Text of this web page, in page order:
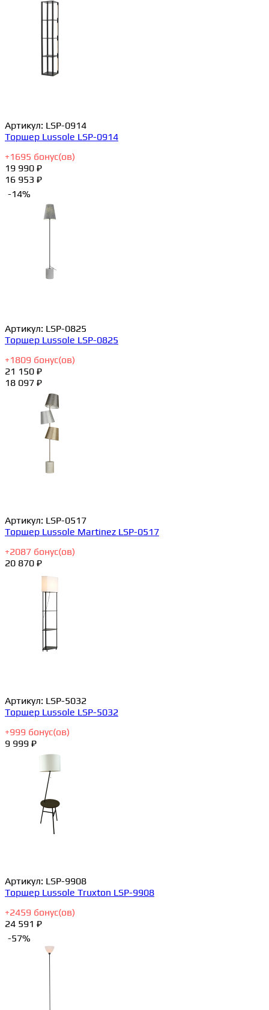
Артикул: LSP-0914
Торшер Lussole LSP-0914
+1695 бонус(ов)
19 990 ₽
16 953 ₽
-14%
Артикул: LSP-0825
Торшер Lussole LSP-0825
+1809 бонус(ов)
21 150 ₽
18 097 ₽
Артикул: LSP-0517
Торшер Lussole Martinez LSP-0517
+2087 бонус(ов)
20 870 ₽
Артикул: LSP-5032
Торшер Lussole LSP-5032
+999 бонус(ов)
9 999 ₽
Артикул: LSP-9908
Торшер Lussole Truxton LSP-9908
+2459 бонус(ов)
24 591 ₽
-57%